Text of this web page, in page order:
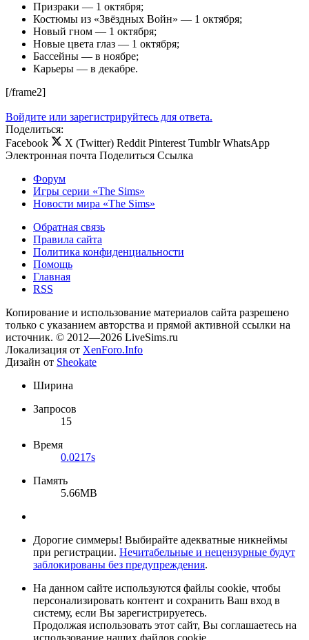
Призраки — 1 октября;
Костюмы из «Звёздных Войн» — 1 октября;
Новый гном — 1 октября;
Новые цвета глаз — 1 октября;
Бассейны — в ноябре;
Карьеры — в декабре.
[/frame2]
Войдите или зарегистрируйтесь для ответа.
Поделиться:
Facebook
X (Twitter) Reddit Pinterest Tumblr WhatsApp
Электронная почта Поделиться Ссылка
Форум
Игры серии «The Sims»
Новости мира «The Sims»
Обратная связь
Правила сайта
Политика конфиденциальности
Помощь
Главная
RSS
Копирование и использование материалов сайта разрешено
только с указанием авторства и прямой активной ссылки на
источник. © 2012—2026 LiveSims.ru
Локализация от XenForo.Info
Дизайн от Sheokate
Ширина
Запросов
15
Время
0.0217s
Память
5.66MB
Дорогие симмеры! Выбирайте адекватные никнеймы
при регистрации. Нечитабельные и нецензурные будут
заблокированы без предупреждения.
На данном сайте используются файлы cookie, чтобы
персонализировать контент и сохранить Ваш вход в
систему, если Вы зарегистрируетесь.
Продолжая использовать этот сайт, Вы соглашаетесь на